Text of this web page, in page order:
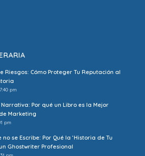
Riesgos: Cómo Proteger Tu Reputación al
pm
Por qué un Libro es la Mejor
Marketing
pm
se Escribe: Por Qué la ‘Historia de Tu
Ghostwriter Profesional